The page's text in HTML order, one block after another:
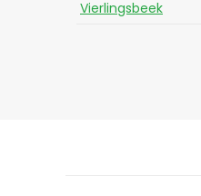
Vierlingsbeek